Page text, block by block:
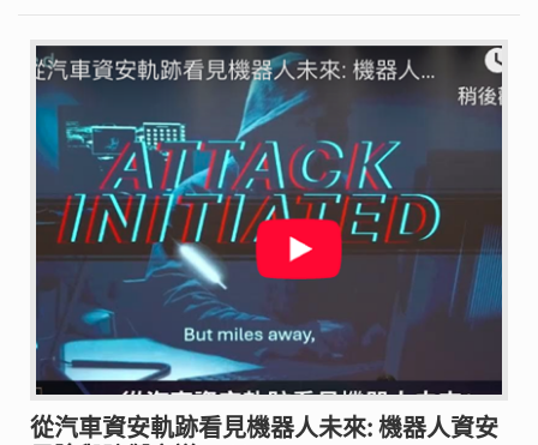
從汽車資安軌跡看見機器人未來: 機器人資安